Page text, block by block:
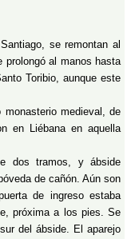
se remontan al
prolongó al manos hasta
Toribio, aunque este
medieval, de
en Liébana en aquella
dos tramos, y ábside
de cañón. Aún son
de ingreso estaba
próxima a los pies. Se
del ábside. El aparejo